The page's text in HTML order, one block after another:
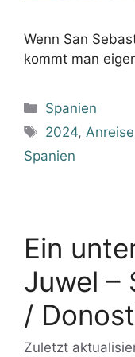
Wenn San
kommt man
Kategorien
Spanien
Schlagwörter
2024, Anreise
Spanien
Ein
Juwel –
/
Zuletzt